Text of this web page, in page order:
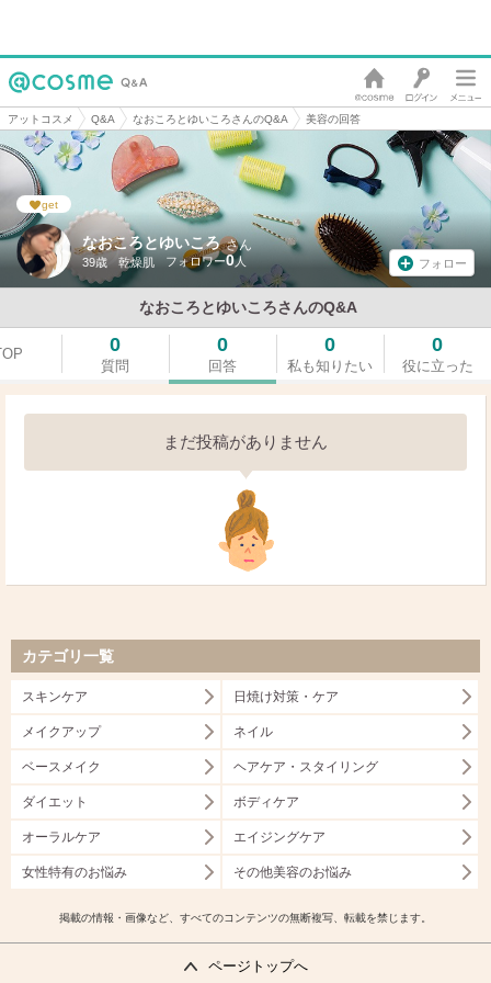
アットコスメ Q&A なおころとゆいころさんのQ&A 美容の回答
なおころとゆいころ さん
39歳 乾燥肌 0 フォロー
なおころとゆいころさんのQ&A
get
0
質問
0
回答
0
私も知りたい
0
役に立った
まだ投稿がありません
カテゴリ一覧
スキンケア 日焼け対策・ケア
メイクアップ ネイル
ベースメイク ヘアケア・スタイリング
ダイエット ボディケア
オーラルケア エイジングケア
女性特有のお悩み その他美容のお悩み
掲載の情報・画像など、すべてのコンテンツの無断複写、転載を禁じます。
ページトップへ